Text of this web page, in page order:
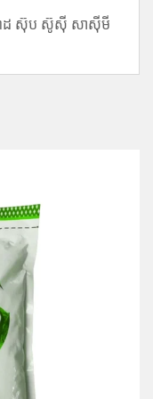
ាដ ស៊ុប ស៊ូស៊ី សាស៊ីមី